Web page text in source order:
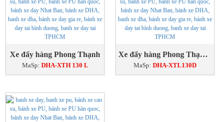
Xe đẩy hàng Phong Thạnh
MaSp: DHA-XTH 130 L
Xe đẩy hàng Phong Thạnh 300kg
MaSp: DHA-XTL130D